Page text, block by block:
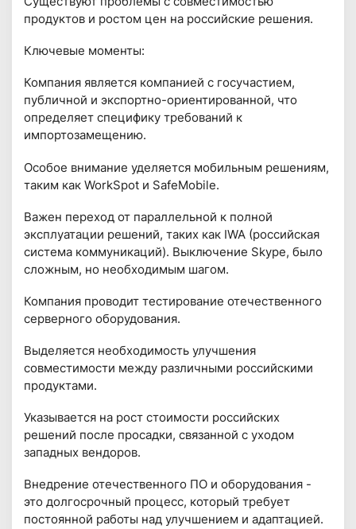
продуктов и ростом цен на российские решения.
Ключевые моменты:
Компания является компанией с госучастием,
публичной и экспортно-ориентированной, что
определяет специфику требований к
импортозамещению.
Особое внимание уделяется мобильным решениям,
таким как WorkSpot и SafeMobile.
Важен переход от параллельной к полной
эксплуатации решений, таких как IWA (российская
система коммуникаций). Выключение Skypе, было
сложным, но необходимым шагом.
Компания проводит тестирование отечественного
серверного оборудования.
Выделяется необходимость улучшения
совместимости между различными российскими
продуктами.
Указывается на рост стоимости российских
решений после просадки, связанной с уходом
западных вендоров.
Внедрение отечественного ПО и оборудования -
это долгосрочный процесс, который требует
постоянной работы над улучшением и адаптацией.